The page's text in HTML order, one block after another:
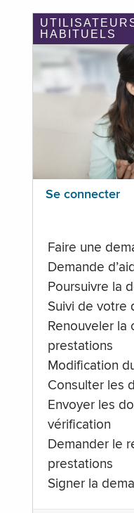
HABITUELS
Se connecter
Faire une
Demande
Poursuivre la
Suivi de votre
Renouveler la
prestations
Modification
Consulter les
Envoyer les
vérification
Demander le
prestations
Signer la